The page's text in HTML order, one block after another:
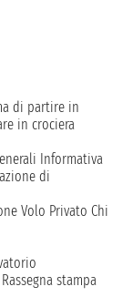
di partire in
in crociera
Informativa
di
Volo Privato Chi
Rassegna stampa